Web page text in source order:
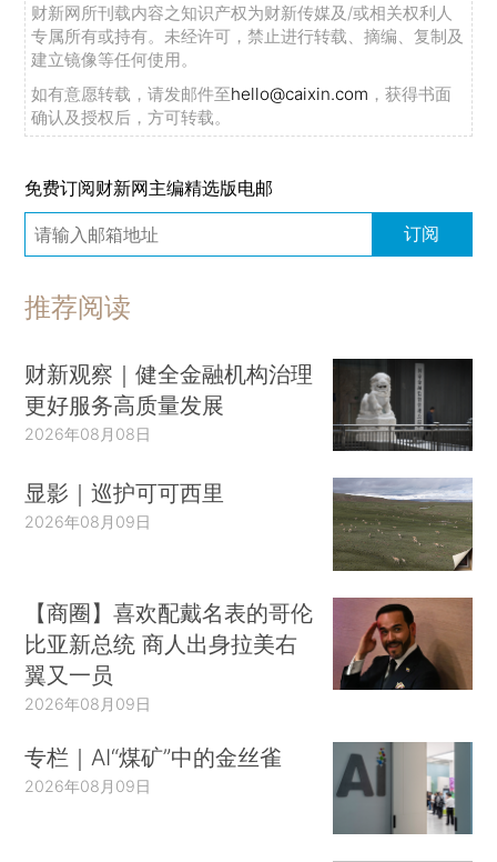
财新网所刊载内容之知识产权为财新传媒及/或相关权利人
专属所有或持有。未经许可，禁止进行转载、摘编、复制及
建立镜像等任何使用。
如有意愿转载，请发邮件至hello@caixin.com ，获得书面
确认及授权后，方可转载。
免费订阅财新网主编精选版电邮
订阅
推荐阅读
财新观察｜健全金融机构治理
更好服务高质量发展
2026年08月08日
显影｜巡护可可西里
2026年08月09日
【商圈】喜欢配戴名表的哥伦
比亚新总统 商人出身拉美右
翼又一员
2026年08月09日
专栏｜AI“煤矿”中的金丝雀
2026年08月09日